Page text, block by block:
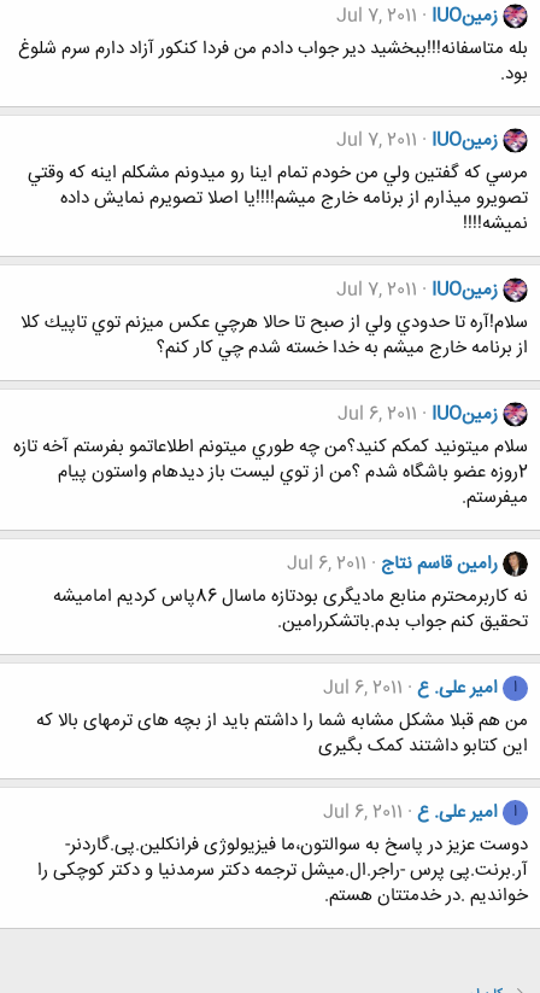
زمينIUO
Jul 7, 2011
بله متاسفانه!!!ببخشيد دير جواب دادم من فردا كنكور آزاد دارم سرم شلوغ
بود.
زمينIUO
Jul 7, 2011
مرسي كه گفتين ولي من خودم تمام اينا رو ميدونم مشكلم اينه كه وقتي
تصويرو ميذارم از برنامه خارج ميشم!!!!يا اصلا تصويرم نمايش داده
نميشه!!!!
زمينIUO
Jul 7, 2011
سلام!آره تا حدودي ولي از صبح تا حالا هرچي عكس ميزنم توي تاپيك كلا
از برنامه خارج ميشم به خدا خسته شدم چي كار كنم؟
زمينIUO
Jul 6, 2011
سلام ميتونيد كمكم كنيد؟من چه طوري ميتونم اطلاعاتمو بفرستم آخه تازه
2روزه عضو باشگاه شدم ؟من از توي ليست باز ديدهام واستون پيام
ميفرستم.
رامین قاسم نتاج Jul 6, 2011
نه کاربرمحترم منابع مادیگری بودتازه ماسال 86پاس کردیم امامیشه
تحقیق کنم جواب بدم.باتشکررامین.
ا امیر علی. ع Jul 6, 2011
من هم قبلا مشکل مشابه شما را داشتم باید از بچه های ترمهای بالا که
این کتابو داشتند کمک بگیری
ا امیر علی. ع Jul 6, 2011
دوست عزیز در پاسخ به سوالتون،ما فیزیولوژی فرانکلین.پی.گاردنر-
آر.برنت.پی پرس -راجر.ال.میشل ترجمه دکتر سرمدنیا و دکتر کوچکی را
خواندیم .در خدمتتان هستم.